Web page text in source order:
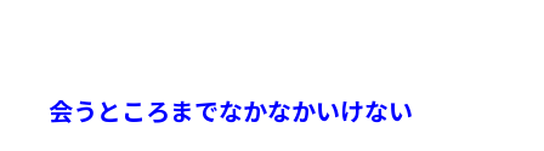
会うところまでなかなかいけない